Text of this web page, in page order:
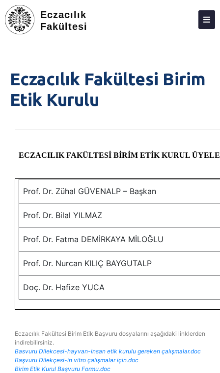
Eczacılık
Fakültesi
EĞITIM
ARAŞTIRMA
ÖDÜLLER
ECZACILIK FAKÜLTESI ANKETLERI
Eczacılık Fakültesi Birim
Etik Kurulu
ECZACILIK FAKÜLTESİ BİRİM ETİK KURUL
Prof. Dr. Zühal GÜVENALP – Başkan
Prof. Dr. Bilal YILMAZ
Prof. Dr. Fatma DEMİRKAYA MİLOĞLU
Prof. Dr. Nurcan KILIÇ BAYGUTALP
Doç. Dr. Hafize YUCA
Eczacılık Fakültesi Birim Etik Başvuru dosyalarını aşağıdaki linklerden
indirebilirsiniz.
Basvuru Dilekcesi-hayvan-insan etik kurulu gereken çalışmalar.doc
Başvuru Dilekçesi-in vitro çalışmalar için.doc
Birim Etik Kurul Başvuru Formu.doc